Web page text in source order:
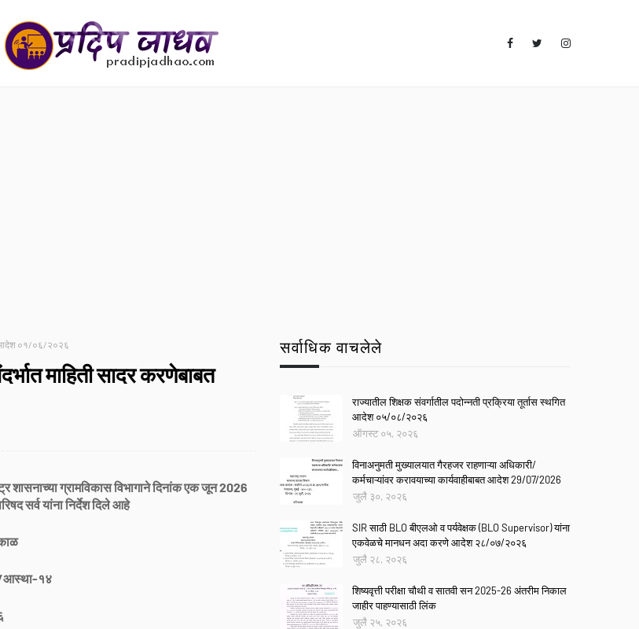
आदेश ०१/०६/२०२६
माहिती सादर करणेबाबत
शासनाच्या ग्रामविकास विभागाने दिनांक एक जून 2026
सर्व यांना निर्देश दिले आहे
आस्था-१४
सर्वाधिक वाचलेले
राज्यातील शिक्षक संवर्गातील पदोन्नती प्रक्रिया तूर्तास स्थगित
आदेश ०५/०८/२०२६
ऑगस्ट ०५, २०२६
विनाअनुमती मुख्यालयात गैरहजर राहणाऱ्या अधिकारी/
कर्मचाऱ्यांवर करावयाच्या कार्यवाहीबाबत आदेश 29/07/2026
जुलै ३०, २०२६
SIR साठी BLO बीएलओ व पर्यवेक्षक (BLO Supervisor) यांना
एकवेळचे मानधन अदा करणे आदेश २८/०७/२०२६
जुलै २८, २०२६
शिष्यवृत्ती परीक्षा चौथी व सातवी सन 2025-26 अंतरीम निकाल
जाहीर पाहण्यासाठी लिंक
जुलै २५, २०२६